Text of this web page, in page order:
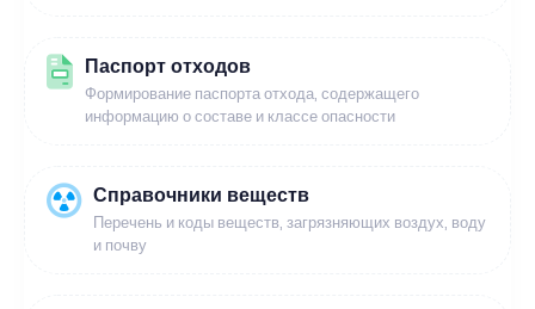
Паспорт отходов
Формирование паспорта отхода, содержащего
информацию о составе и классе опасности
Справочники веществ
Перечень и коды веществ, загрязняющих воздух, воду
и почву